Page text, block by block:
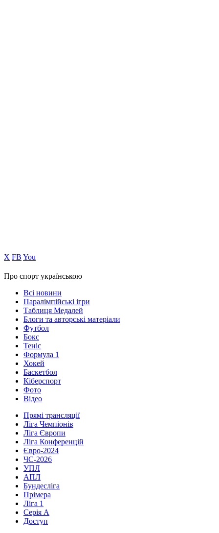
Х FB You
Про спорт українською
Всі новини
Паралімпійські ігри
Таблиця Медалей
Блоги та авторські матеріали
Футбол
Бокс
Теніс
Формула 1
Хокей
Баскетбол
Кіберспорт
Фото
Відео
Прямі трансляції
Ліга Чемпіонів
Ліга Європи
Ліга Конференцій
Євро-2024
ЧС-2026
УПЛ
АПЛ
Бундесліга
Прімера
Ліга 1
Серія А
Доступ